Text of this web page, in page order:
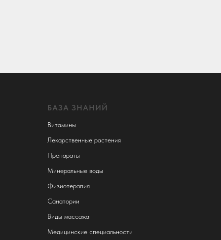
БАЗА ЗНАНИЙ
Витамины
Лекарственные растения
Препараты
Минеральные воды
Физиотерапия
Санатории
Виды массажа
Медицинские специальности